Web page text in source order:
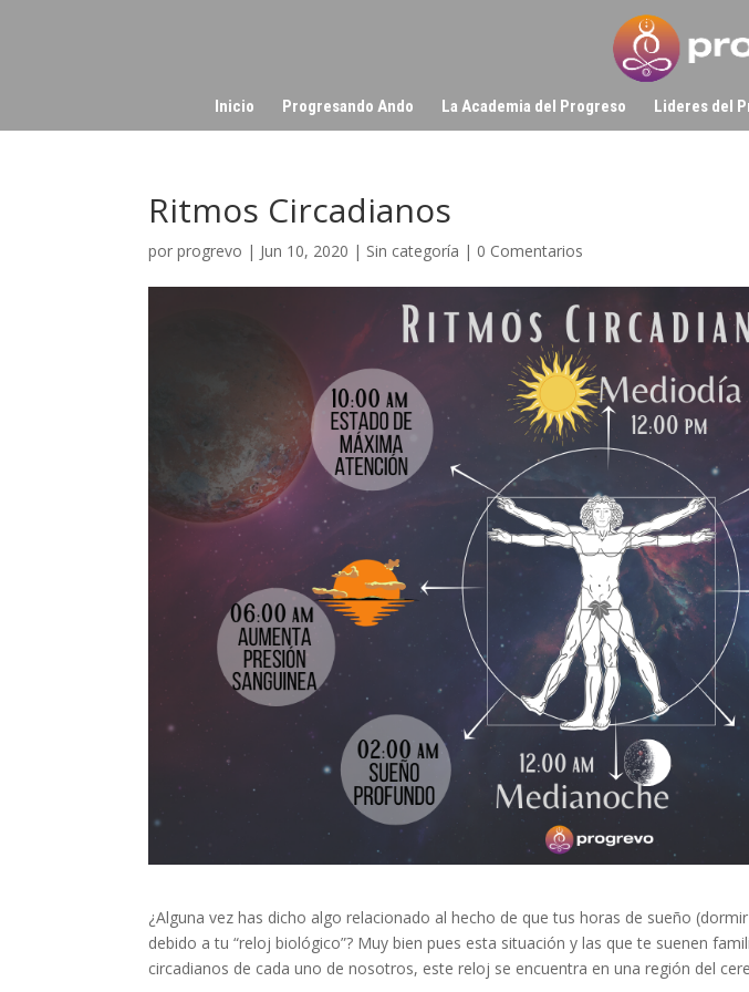
Inicio Progresando Ando La Academia del Progreso Lideres del
Ritmos Circadianos
porprogrevo | Jun 10, 2020 | Sin categoría | 0 Comentarios
¿Alguna vez has dicho algo relacionado al hecho de que tus horas de sueño
debido a tu “reloj biológico”? Muy bien pues esta situación y las que te suenen
circadianos de cada uno de nosotros, este reloj se encuentra en una región del